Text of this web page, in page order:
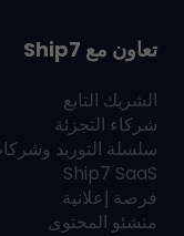
تعاون مع Ship7
الشريك التابع
شركاء التجزئة
سلسلة التوريد
Ship7 SaaS
فرصة إعلانية
منشئو المحتوى